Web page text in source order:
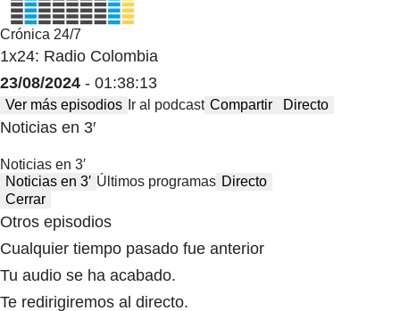
Crónica 24/7
1x24: Radio Colombia
23/08/2024 - 01:38:13
Ver más episodios Ir al podcast Compartir Directo
Noticias en 3′
Noticias en 3′
Noticias en 3′ Últimos programas Directo
Cerrar
Otros episodios
Cualquier tiempo pasado fue anterior
Tu audio se ha acabado.
Te redirigiremos al directo.